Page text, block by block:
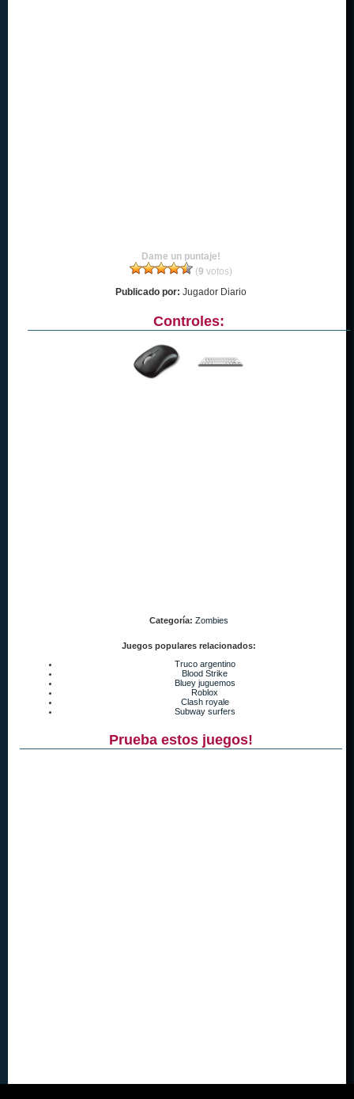
Dame un puntaje!
(9 votos)
Publicado por: Jugador Diario
Controles:
Categoría: Zombies
Juegos populares relacionados:
Truco argentino
Blood Strike
Bluey juguemos
Roblox
Clash royale
Subway surfers
Prueba estos juegos!